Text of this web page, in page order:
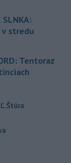
SLNKA:
v stredu
Tentoraz